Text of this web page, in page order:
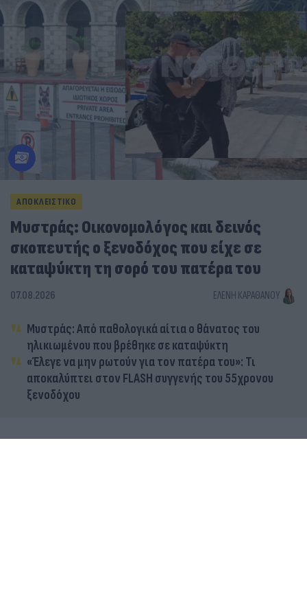
ΑΠΟΚΛΕΙΣΤΙΚΟ
Μυστράς: Οικονομολόγος και δεινός
σκοπευτής ο ξενοδόχος που είχε σε
καταψύκτη τη σορό του πατέρα του
07.08.2026 ΕΛΈΝΗ ΚΑΡΑΘΆΝΟΥ
Μυστράς: Από παθολογικά αίτια ο θάνατος του
ηλικιωμένου που βρέθηκε σε καταψύκτη
«Έλεγε να μην ρωτούν για τον πατέρα του»: Τι
αποκαλύπτει στον FLASH συγγενής του 55χρονου
ξενοδόχου